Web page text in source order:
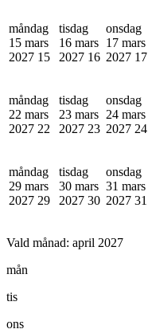
måndag
15 mars
2027 15
tisdag
16 mars
2027 16
onsdag
17 mars
2027 17
måndag
22 mars
2027 22
tisdag
23 mars
2027 23
onsdag
24 mars
2027 24
måndag
29 mars
2027 29
tisdag
30 mars
2027 30
onsdag
31 mars
2027 31
Vald månad: april 2027
mån
tis
ons